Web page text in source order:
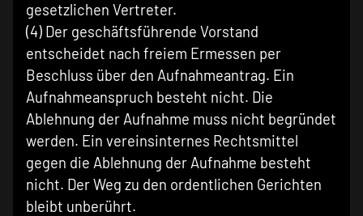
gesetzlichen Vertreter.
(4) Der geschäftsführende Vorstand
entscheidet nach freiem Ermessen per
Beschluss über den Aufnahmeantrag. Ein
Aufnahmeanspruch besteht nicht. Die
Ablehnung der Aufnahme muss nicht begründet
werden. Ein vereinsinternes Rechtsmittel
gegen die Ablehnung der Aufnahme besteht
nicht. Der Weg zu den ordentlichen Gerichten
bleibt unberührt.